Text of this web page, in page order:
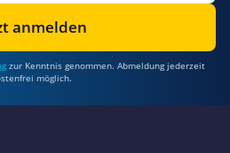
anmelden
zur Kenntnis genommen. Abmeldung jederzeit
möglich.